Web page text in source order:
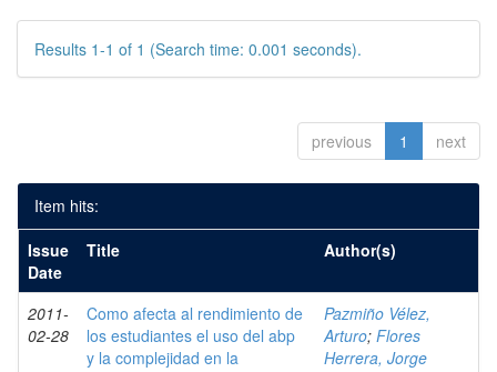
Results 1-1 of 1 (Search time: 0.001 seconds).
previous 1 next
Item hits:
Issue
Date
Title Author(s)
2011-
02-28
Como afecta al rendimiento de
los estudiantes el uso del abp
y la complejidad en la
Pazmiño Vélez,
Arturo; Flores
Herrera, Jorge